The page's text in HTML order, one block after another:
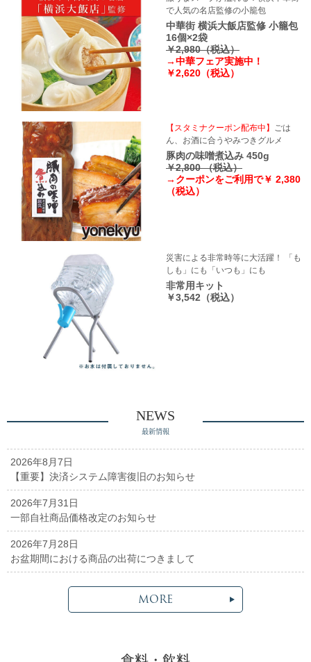
で人気の名店監修の小籠包
中華街 横浜大飯店監修 小籠包
16個×2袋
￥2,980（税込）
→中華フェア実施中！
￥2,620（税込）
【スタミナクーポン配布中】
ごは
ん、お酒に合うやみつきグルメ
豚肉の味噌煮込み 450g
￥2,800 （税込）
→クーポンをご利用で￥ 2,380
（税込）
災害による非常時等に大活躍！ 「も
しも」にも「いつも」にも
非常用キット
￥3,542（税込）
NEWS
最新情報
2026年8月7日
【重要】決済システム障害復旧のお知らせ
2026年7月31日
一部自社商品価格改定のお知らせ
2026年7月28日
お盆期間における商品の出荷につきまして
MORE